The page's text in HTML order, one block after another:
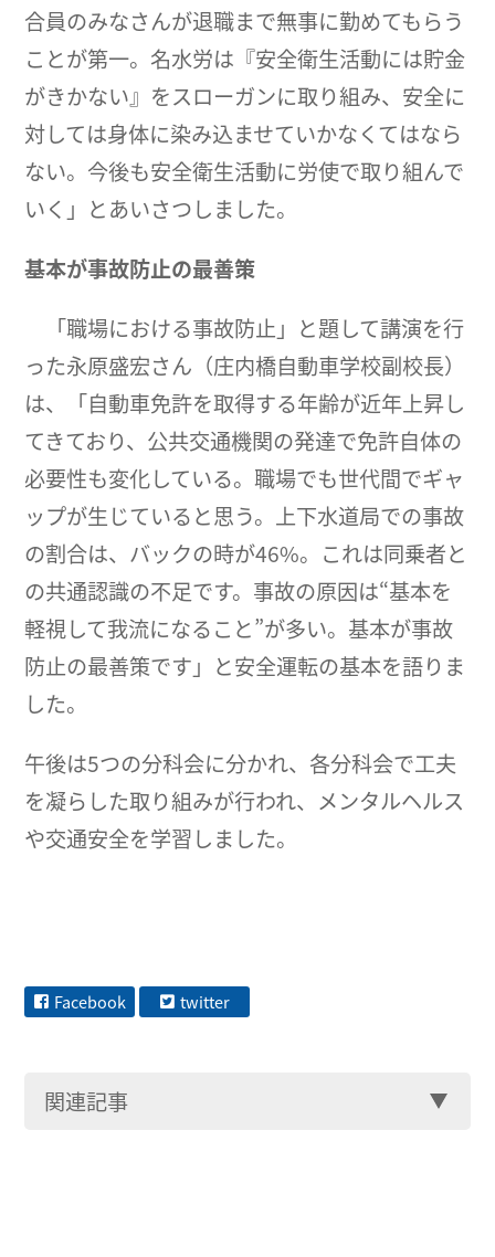
合員のみなさんが退職まで無事に勤めてもらう
ことが第一。名水労は『安全衛生活動には貯金
がきかない』をスローガンに取り組み、安全に
対しては身体に染み込ませていかなくてはなら
ない。今後も安全衛生活動に労使で取り組んで
いく」とあいさつしました。
基本が事故防止の最善策
「職場における事故防止」と題して講演を行
った永原盛宏さん（庄内橋自動車学校副校長）
は、「自動車免許を取得する年齢が近年上昇し
てきており、公共交通機関の発達で免許自体の
必要性も変化している。職場でも世代間でギャ
ップが生じていると思う。上下水道局での事故
の割合は、バックの時が46%。これは同乗者と
の共通認識の不足です。事故の原因は“基本を
軽視して我流になること”が多い。基本が事故
防止の最善策です」と安全運転の基本を語りま
した。
午後は5つの分科会に分かれ、各分科会で工夫
を凝らした取り組みが行われ、メンタルヘルス
や交通安全を学習しました。
Facebook twitter
関連記事